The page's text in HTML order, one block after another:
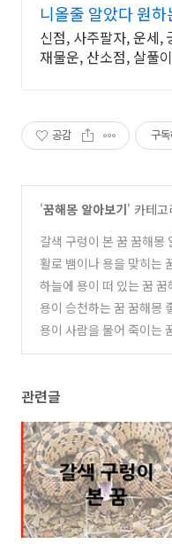
니올줄 알았다 원하
신점, 사주팔자, 운세,
재물운, 산소점, 살풀
공감 구
'꿈해몽 알아보기' 카테고
갈색 구렁이 본 꿈 꿈해몽
활로 뱀이나 용을 맞히는
하늘에 용이 떠 있는 꿈
(0)
용이 승천하는 꿈 꿈해몽
용이 사람을 물어 죽이는
관련글